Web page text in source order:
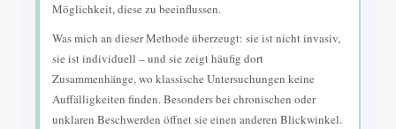
Möglichkeit, diese zu beeinflussen.
Was mich an dieser Methode überzeugt: sie ist nicht invasiv,
sie ist individuell – und sie zeigt häufig dort
Zusammenhänge, wo klassische Untersuchungen keine
Auffälligkeiten finden. Besonders bei chronischen oder
unklaren Beschwerden öffnet sie einen anderen Blickwinkel.